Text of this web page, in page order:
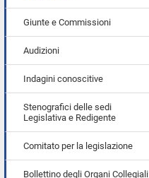
Giunte e Commissioni
Audizioni
Indagini conoscitive
Stenografici delle sedi
Legislativa e Redigente
Comitato per la legislazione
Bollettino degli Organi Collegiali